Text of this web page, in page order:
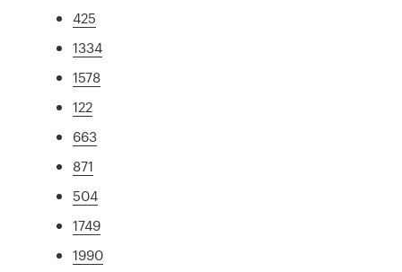
425
1334
1578
122
663
871
504
1749
1990